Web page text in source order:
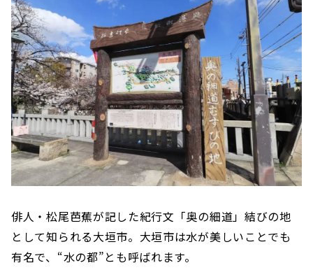
俳人・松尾芭蕉が記した紀行文「奥の細道」結びの地
として知られる大垣市。大垣市は水が美しいことでも
有名で、“水の都”とも呼ばれます。